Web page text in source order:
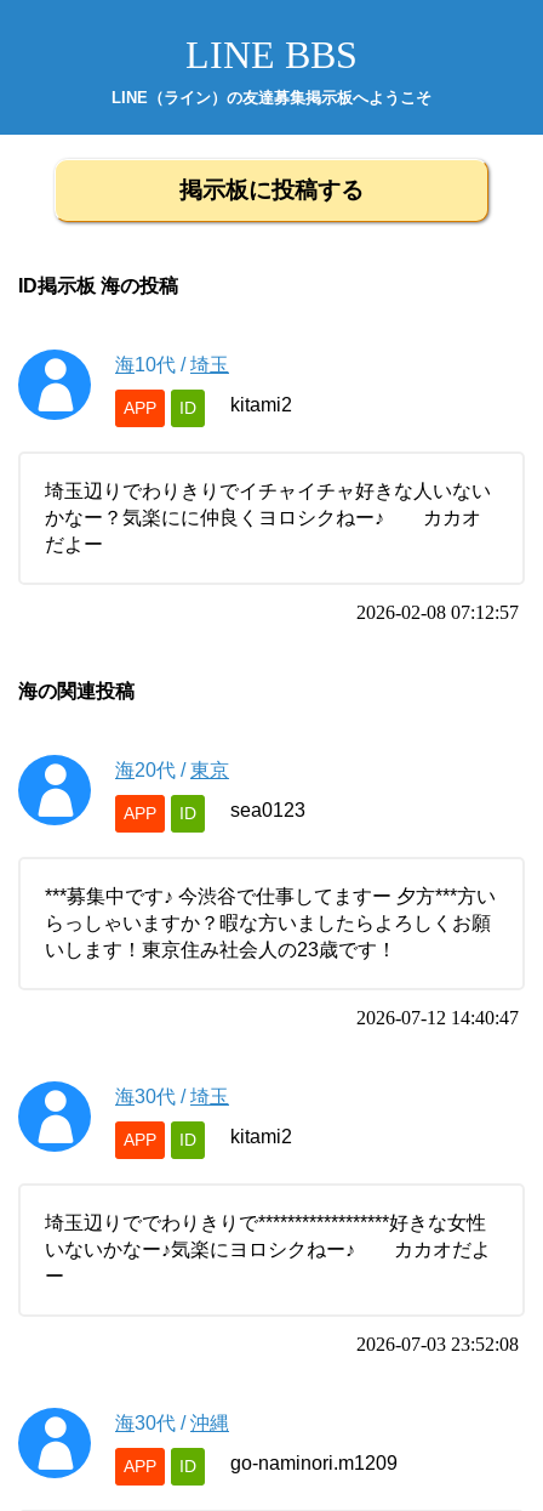
LINE BBS
LINE（ライン）の友達募集掲示板へようこそ
掲示板に投稿する
ID掲示板 海の投稿
海10代 /埼玉
APP ID kitami2
埼玉辺りでわりきりでイチャイチャ好きな人いない
かなー？気楽にに仲良くヨロシクねー♪ カカオ
だよー
2026-02-08 07:12:57
海の関連投稿
海20代 /東京
APP ID sea0123
***募集中です♪ 今渋谷で仕事してますー 夕方***方い
らっしゃいますか？暇な方いましたらよろしくお願
いします！東京住み社会人の23歳です！
2026-07-12 14:40:47
海30代 /埼玉
APP ID kitami2
埼玉辺りででわりきりで******************好きな女性
いないかなー♪気楽にヨロシクねー♪ カカオだよ
ー
2026-07-03 23:52:08
海30代 /沖縄
APP ID go-naminori.m1209